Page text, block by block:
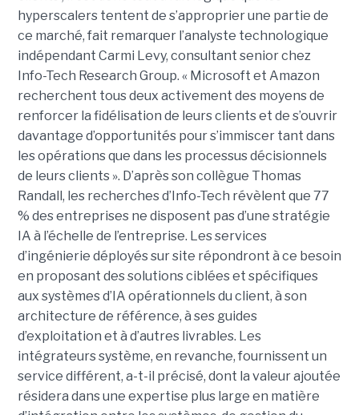
hyperscalers tentent de s’approprier une partie de
ce marché, fait remarquer l’analyste technologique
indépendant Carmi Levy, consultant senior chez
Info-Tech Research Group. « Microsoft et Amazon
recherchent tous deux activement des moyens de
renforcer la fidélisation de leurs clients et de s’ouvrir
davantage d’opportunités pour s’immiscer tant dans
les opérations que dans les processus décisionnels
de leurs clients ». D’après son collègue Thomas
Randall, les recherches d’Info-Tech révèlent que 77
% des entreprises ne disposent pas d’une stratégie
IA à l’échelle de l’entreprise. Les services
d’ingénierie déployés sur site répondront à ce besoin
en proposant des solutions ciblées et spécifiques
aux systèmes d’IA opérationnels du client, à son
architecture de référence, à ses guides
d’exploitation et à d’autres livrables. Les
intégrateurs système, en revanche, fournissent un
service différent, a-t-il précisé, dont la valeur ajoutée
résidera dans une expertise plus large en matière